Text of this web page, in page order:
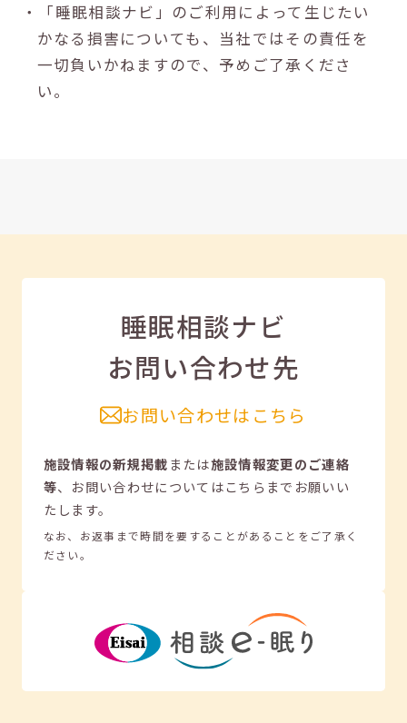
・「睡眠相談ナビ」のご利用によって生じたい
かなる損害についても、当社ではその責任を
一切負いかねますので、予めご了承くださ
い。
睡眠相談ナビ
お問い合わせ先
お問い合わせはこちら
施設情報の新規掲載または施設情報変更のご連絡
等、 お問い合わせについてはこちらまでお願いい
たします。
なお、お返事まで時間を要することがあることをご了承く
ださい。